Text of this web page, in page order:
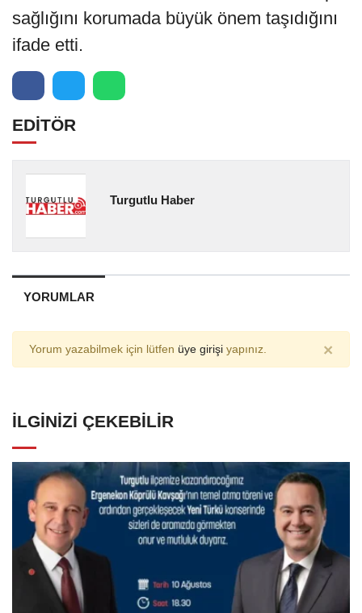
sağlığını korumada büyük önem taşıdığını
ifade etti.
EDİTÖR
Turgutlu Haber
YORUMLAR
Yorum yazabilmek için lütfen üye girişi yapınız. ×
İLGINIZI ÇEKEBILIR